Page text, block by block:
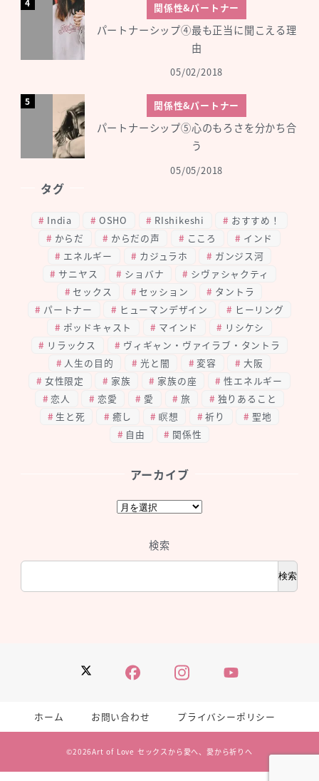
Twitter FacebookInstagramYouTube
関係性&パートナー
パートナーシップ④最も正当に聞こえる理
由
05/02/2018
関係性&パートナー
パートナーシップ⑤心のもろさを分かち合
う
05/05/2018
タグ
India OSHO RIshikeshi
おすすめ！
からだ
からだの声 こころ
インド
エネルギー
カジュラホ
ガンジス河
サニヤス
ショバナ
シヴァシャクティ
セックス
セッション
タントラ
パートナー
ヒューマンデザイン
ヒーリング
ポッドキャスト
マインド
リシケシ
リラックス
ヴィギャン・ヴァイラブ・タントラ
人生の目的
光と闇 変容
大阪
女性限定
家族 家族の座
性エネルギー
恋人
恋愛 愛 旅
独りあること
生と死
癒し 瞑想 祈り
聖地
自由
関係性
アーカイブ
ア
イ
検索
検索
ホーム お問い合わせ プライバシーポリシー
©2026Art of Love セックスから愛へ、愛から祈りへ